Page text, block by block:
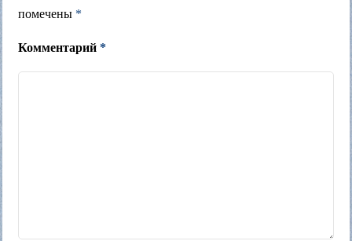
помечены *
Комментарий *